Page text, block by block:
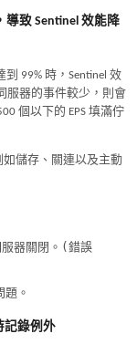
致 Sentinel 效能降
99% 時，Sentinel 效
服器的事件較少，則會
個以下的 EPS 填滿佇
如儲存、關連以及主動
器關閉。 (錯誤
題。
記錄例外